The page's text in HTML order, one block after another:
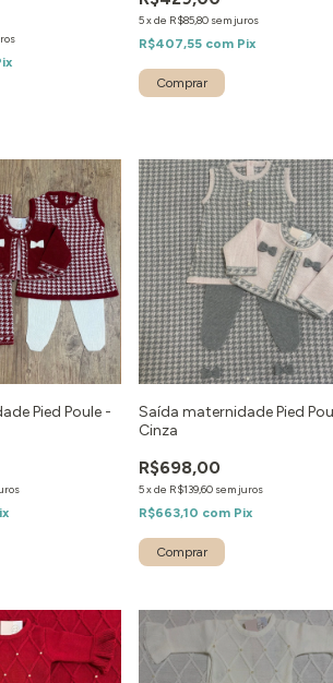
5xde R$85,80 sem juros
R$407,55 com Pix
Comprar
Pied Poule -
Saída maternidade Pied
Cinza
R$698,00
5xde R$139,60 sem juros
R$663,10 com Pix
Comprar